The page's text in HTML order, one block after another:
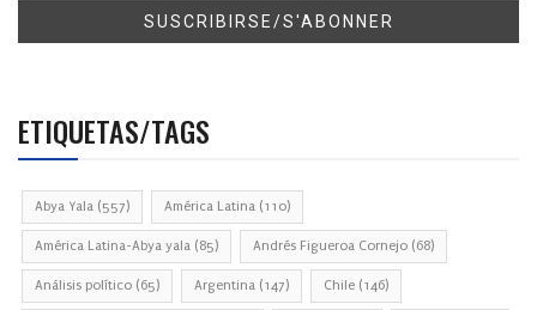
ETIQUETAS/TAGS
Abya Yala (557) América Latina (110)
América Latina-Abya yala (85) Andrés Figueroa Cornejo (68)
Análisis político (65) Argentina (147) Chile (146)